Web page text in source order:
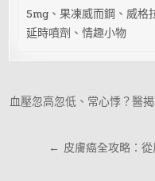
5mg、果凍威而鋼、威格
延時噴劑、情趣小物
文
血壓忽高忽低、常心悸？醫
← 皮膚癌全攻略：